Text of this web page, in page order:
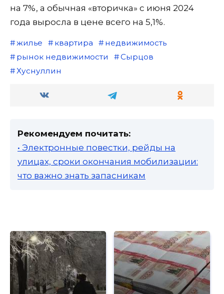
на 7%, а обычная «вторичка» с июня 2024
года выросла в цене всего на 5,1%.
жилье квартира
недвижимость
рынок недвижимости
Сырцов
Хуснуллин
Рекомендуем почитать:
• Электронные повестки, рейды на
улицах, сроки окончания мобилизации:
что важно знать запасникам